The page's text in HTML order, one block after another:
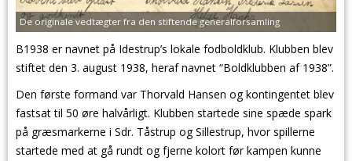
De originale vedtægter fra den stiftende generalforsamling
B1938 er navnet på Idestrup’s lokale fodboldklub. Klubben blev
stiftet den 3. august 1938, heraf navnet “Boldklubben af 1938”.
Den første formand var Thorvald Hansen og kontingentet blev
fastsat til 50 øre halvårligt. Klubben startede sine spæde spark
på græsmarkerne i Sdr. Tåstrup og Sillestrup, hvor spillerne
startede med at gå rundt og fjerne kolort før kampen kunne